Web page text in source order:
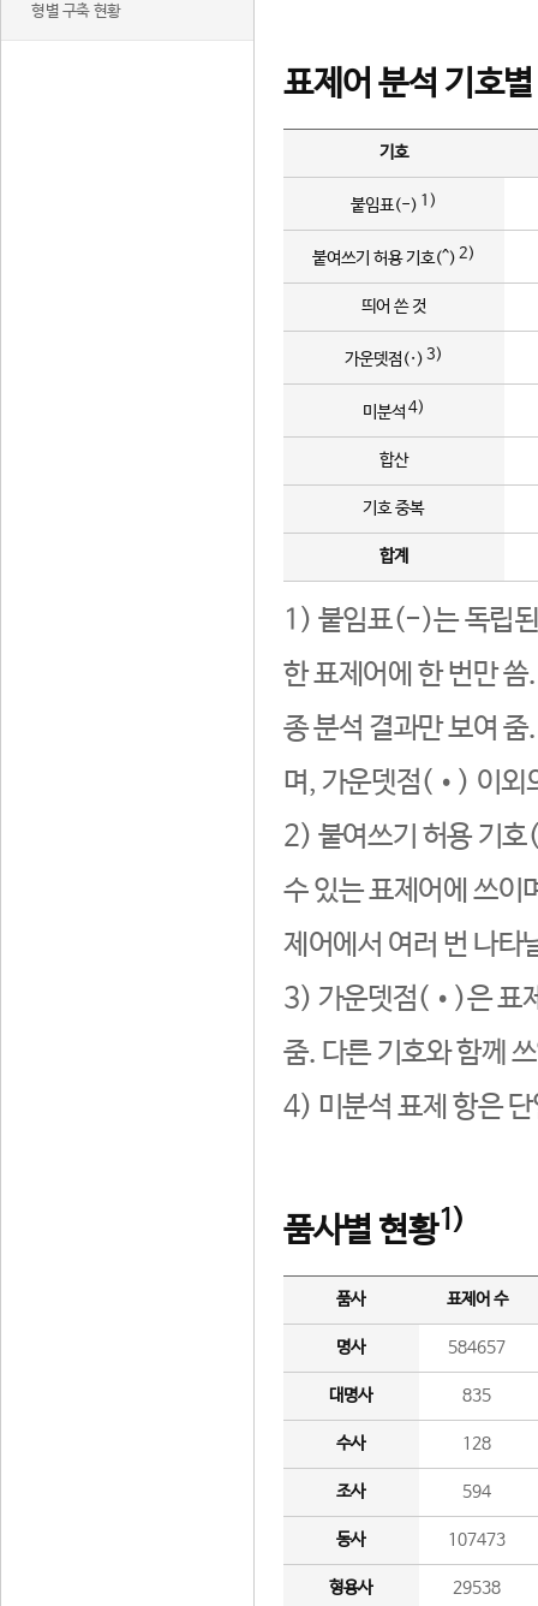
형별 구축 현황
표제어 분석 기호
기호
붙임표(-) 1)
붙여쓰기 허용 기호(^) 2)
띄어 쓴 것
가운뎃점(·) 3)
미분석 4)
합산
기호 중복
합계
1) 붙임표(-)는 독립된
한 표제어에 한 번만
종 분석 결과만 보여
며, 가운뎃점(•) 이외
2) 붙여쓰기 허용 기호
수 있는 표제어에 쓰이
제어에서 여러 번 나타
3) 가운뎃점(•)은 표
줌. 다른 기호와 함께
4) 미분석 표제 항은
품사별 현황1)
품사 표제어 수
명사 584657
대명사 835
수사 128
조사 594
동사 107473
형용사 29538